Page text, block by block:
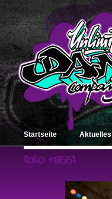
Startseite Aktuelles